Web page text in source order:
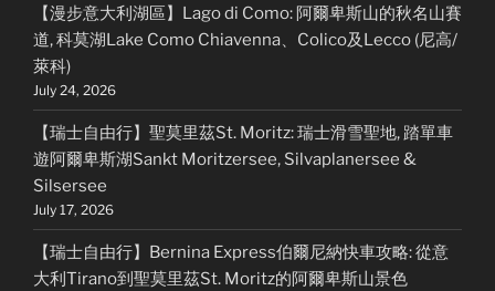
【漫步意大利湖區】Lago di Como: 阿爾卑斯山的秋名山賽
道, 科莫湖Lake Como Chiavenna、Colico及Lecco (尼高/
萊科)
July 24, 2026
【瑞士自由行】聖莫里茲St. Moritz: 瑞士滑雪聖地, 踏單車
遊阿爾卑斯湖Sankt Moritzersee, Silvaplanersee &
Silsersee
July 17, 2026
【瑞士自由行】Bernina Express伯爾尼納快車攻略: 從意
大利Tirano到聖莫里茲St. Moritz的阿爾卑斯山景色